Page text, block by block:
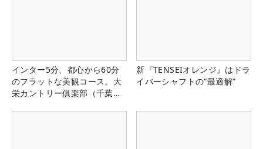
インター5分、都心から60分
のフラットな美観コース。大
栄カントリー俱楽部（千葉
新『TENSEIオレンジ』はドラ
イバーシャフトの“最適解”